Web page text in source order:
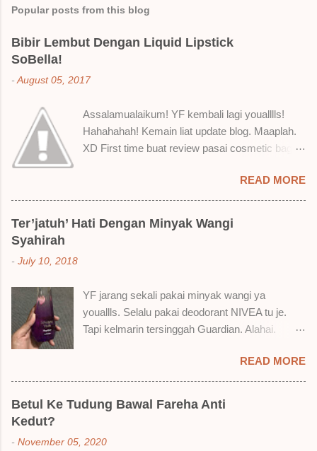
m
e
n
t
Popular posts from this blog
Bibir Lembut Dengan Liquid Lipstick
SoBella!
- August 05, 2017
Assalamualaikum! YF kembali lagi youalllls!
Hahahahah! Kemain liat update blog. Maaplah.
XD First time buat review pasai cosmetic bagai
Nak jadikan cerita, a ku baru je beli liquid lipstick
brand SoBella ni. Siap beli 3 kau! Adeh! Dari
atas, Cornflakes Madu, Strawberry Semprit &
Rose Makmur Setelah dicuba dengan pelbagai
suka tu boleh adjust. Don't worry! Aku start
dengan yang elok dulu lah ek! Pros 1) OMG!
Ringan gila tekstur dia bila dah kering. Serious!
Lembut plak jadinya bibir ni and smooth gitu. 3)
Bila minum air, still nampak bekas lipstick kat
gelas tapi tak obvious pun. Sikit sangat. Tapi tak
makan berpinggan-pinggan. 4) Senang nak
READ MORE
Ter’jatuh’ Hati Dengan Minyak Wangi
Syahirah
- July 10, 2018
YF jarang sekali pakai minyak wangi ya
youallls. Selalu pakai deodorant NIVEA tu je.
Tapi kelmarin tersinggah Guardian. Alahai.
dalam Guardian, ternampaklah minyak wangi
Syahirah ni. Kebetulan ada sale . RM18 je tau.
Harga adal tak pasti plak. May be dalam RM20
macam tu. Dah lama tak pakai perfume , ambil
redhanya sebab tak tahu lah wangian dia tu
READ MORE
Betul Ke Tudung Bawal Fareha Anti
Kedut?
- November 05, 2020